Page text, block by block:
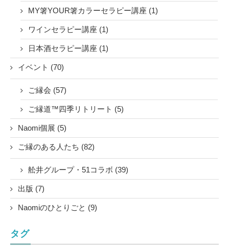
MY箸YOUR箸カラーセラピー講座 (1)
ワインセラピー講座 (1)
日本酒セラピー講座 (1)
イベント (70)
ご縁会 (57)
ご縁道™四季リトリート (5)
Naomi個展 (5)
ご縁のある人たち (82)
舩井グループ・51コラボ (39)
出版 (7)
Naomiのひとりごと (9)
タグ